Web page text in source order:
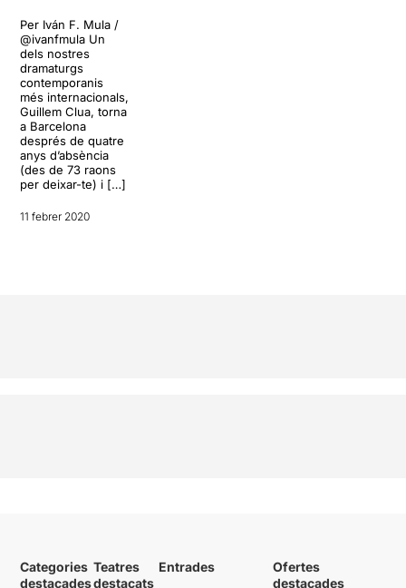
Per Iván F. Mula /
@ivanfmula Un
dels nostres
dramaturgs
contemporanis
més internacionals,
Guillem Clua, torna
a Barcelona
després de quatre
anys d’absència
(des de 73 raons
per deixar-te) i […]
11 febrer 2020
Categories
destacades
Teatres
destacats
Entrades
Ofertes
destacades